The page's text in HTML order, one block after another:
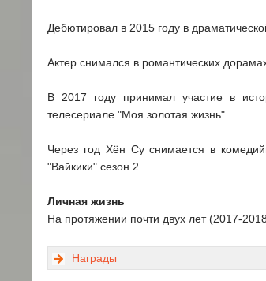
Дебютировал в 2015 году в
Актер снимался в романтических
В 2017 году принимал участие в
телесериале "Моя золотая жизнь".
Через год Хён Су снимается в
"Вайкики" сезон 2.
Личная жизнь
На протяжении почти двух лет (2017-
Награды